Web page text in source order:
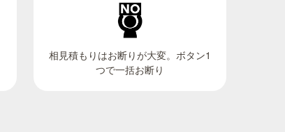
相見積もりはお断りが大変。ボタン1
つで一括お断り